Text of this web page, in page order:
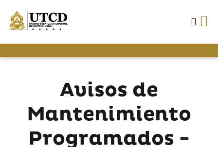
Avisos de
Mantenimiento
Programados -